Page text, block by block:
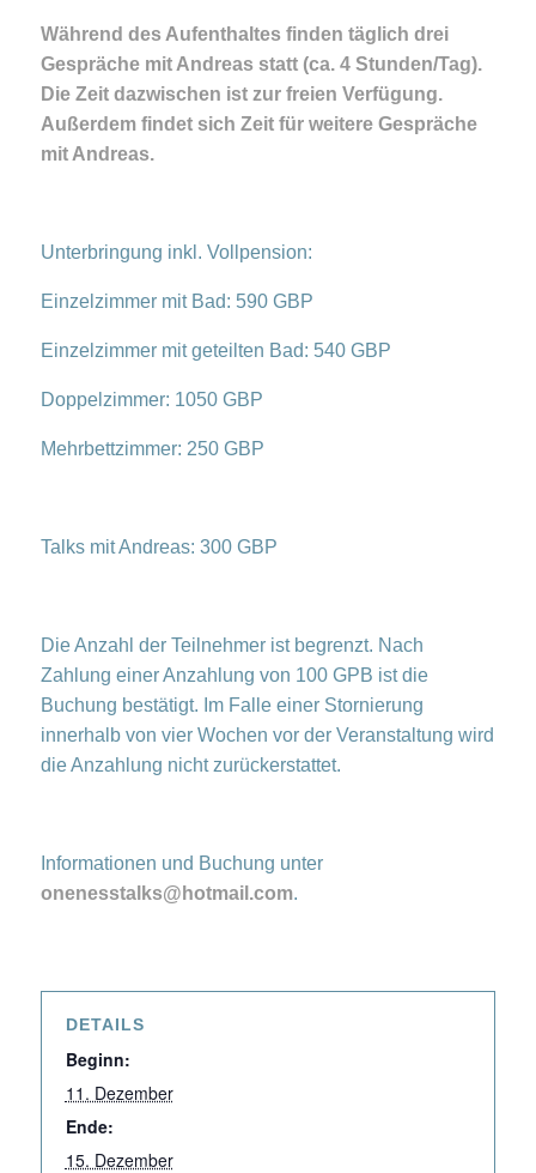
Während des Aufenthaltes finden täglich drei
Gespräche mit Andreas statt (ca. 4 Stunden/Tag).
Die Zeit dazwischen ist zur freien Verfügung.
Außerdem findet sich Zeit für weitere Gespräche
mit Andreas.
Unterbringung inkl. Vollpension:
Einzelzimmer mit Bad: 590 GBP
Einzelzimmer mit geteilten Bad: 540 GBP
Doppelzimmer: 1050 GBP
Mehrbettzimmer: 250 GBP
Talks mit Andreas: 300 GBP
Die Anzahl der Teilnehmer ist begrenzt. Nach
Zahlung einer Anzahlung von 100 GPB ist die
Buchung bestätigt. Im Falle einer Stornierung
innerhalb von vier Wochen vor der Veranstaltung wird
die Anzahlung nicht zurückerstattet.
Informationen und Buchung unter
onenesstalks@hotmail.com.
DETAILS
Beginn:
11. Dezember
Ende:
15. Dezember